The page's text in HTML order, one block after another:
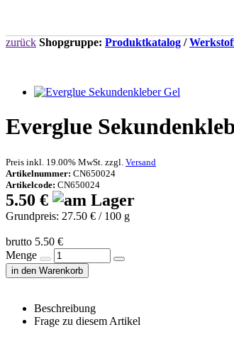
zurück Shopgruppe: Produktkatalog /
Everglue
Preis inkl. 19.00% MwSt. zzgl. Versand
Artikelnummer: CN650024
Artikelcode: CN650024
5.50 €
Grundpreis: 27.50 € / 100 g
brutto 5.50 €
Menge
in den Warenkorb
Beschreibung
Frage zu diesem Artikel